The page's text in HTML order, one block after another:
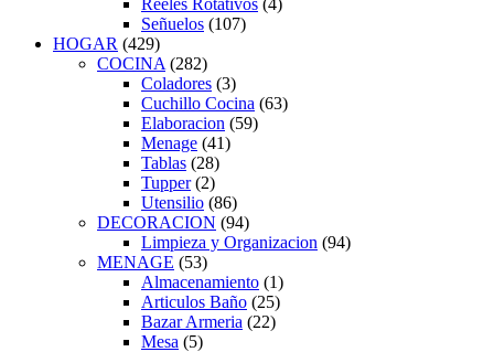
Señuelos (107)
HOGAR (429)
COCINA (282)
Coladores (3)
Cuchillo Cocina (63)
Elaboracion (59)
Menage (41)
Tablas (28)
Tupper (2)
Utensilio (86)
DECORACION (94)
Limpieza y Organizacion (94)
MENAGE (53)
Almacenamiento (1)
Articulos Baño (25)
Bazar Armeria (22)
Mesa (5)